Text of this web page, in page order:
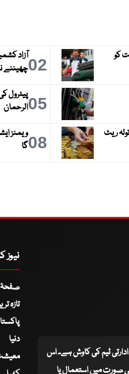
کو این او سی 19 اگست کو
02آزاد
چھیننے
05الرحمان
ریٹ
08گا
ادارتی ٹیم کی کاوش ہے۔ اس
صورت میں استعمال یا
نیوز
صفحۂ
تازہ
دنیا